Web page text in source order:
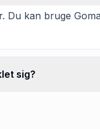
kan bruge
sig?